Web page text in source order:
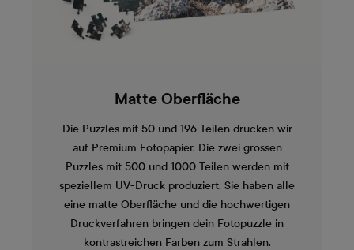
Matte Oberfläche
Die Puzzles mit 50 und 196 Teilen drucken wir
auf Premium Fotopapier. Die zwei grossen
Puzzles mit 500 und 1000 Teilen werden mit
speziellem UV-Druck produziert. Sie haben alle
eine matte Oberfläche und die hochwertigen
Druckverfahren bringen dein Fotopuzzle in
kontrastreichen Farben zum Strahlen.